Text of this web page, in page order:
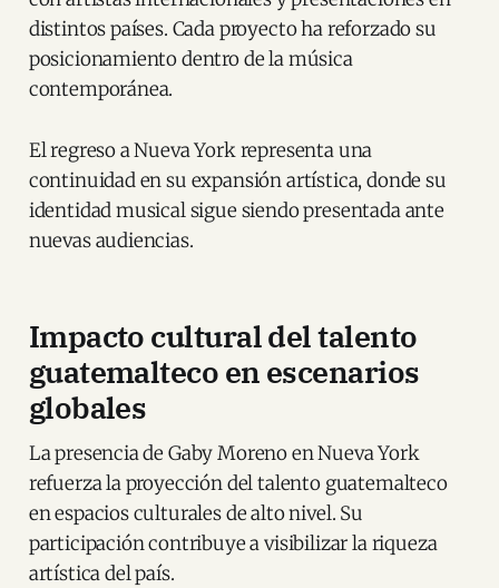
distintos países. Cada proyecto ha reforzado su
posicionamiento dentro de la música
contemporánea.
El regreso a Nueva York representa una
continuidad en su expansión artística, donde su
identidad musical sigue siendo presentada ante
nuevas audiencias.
Impacto cultural del talento
guatemalteco en escenarios
globales
La presencia de Gaby Moreno en Nueva York
refuerza la proyección del talento guatemalteco
en espacios culturales de alto nivel. Su
participación contribuye a visibilizar la riqueza
artística del país.